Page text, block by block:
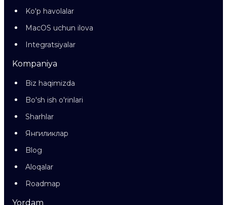
Ko'p havolalar
MacOS uchun ilova
Integratsiyalar
Kompaniya
Biz haqimizda
Bo'sh ish o'rinlari
Sharhlar
Янгиликлар
Blog
Aloqalar
Roadmap
Yordam